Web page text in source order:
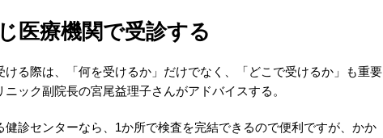
医療機関で受診する
る際は、「何を受けるか」だけでなく、「どこで受けるか」も重要
ック副院長の宮尾益理子さんがアドバイスする。
健診センターなら、1か所で検査を完結できるので便利ですが、かか